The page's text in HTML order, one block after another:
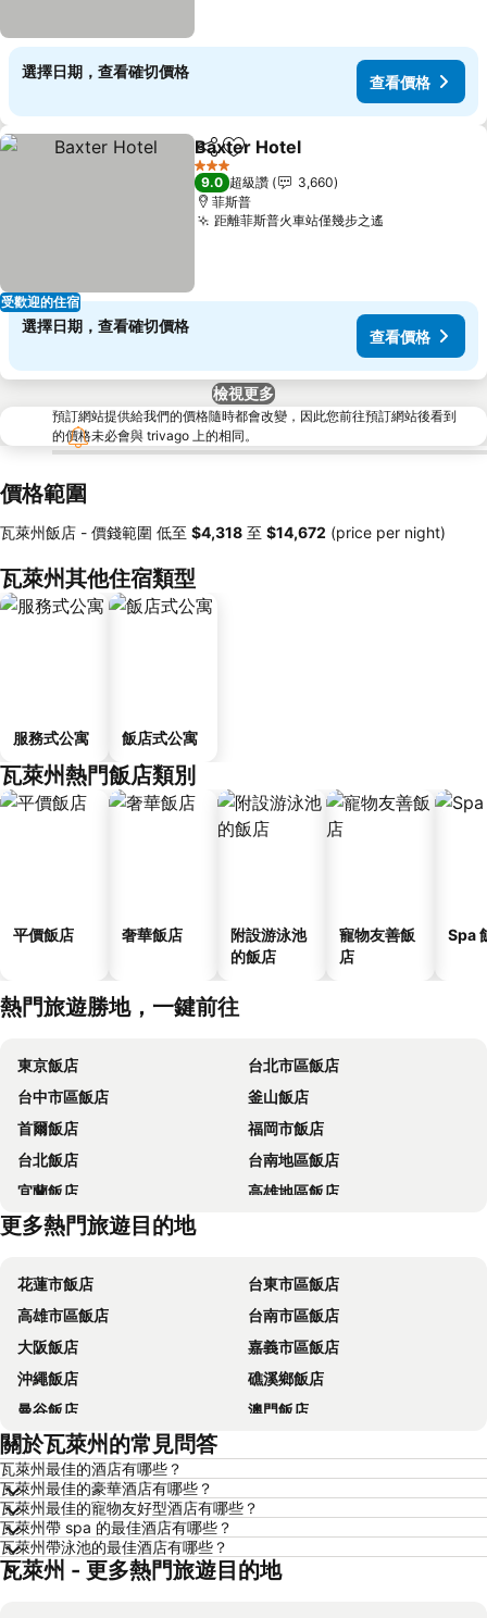
選擇日期，查看確切價格
查看價格
受歡迎的住宿
分享 加入我的最愛
Baxter Hotel
3 星級
9.0 超級讚
3,660
菲斯普
距離菲斯普火車站僅幾步之遙
選擇日期，查看確切價格
查看價格
檢視更多
預訂網站提供給我們的價格隨時都會改變，因此您前往預訂網站後看到
的價格未必會與 trivago 上的相同。
價格範圍
瓦萊州飯店 - 價錢範圍 低至 ‎$4,318 至 ‎$14,672 (price per night)
瓦萊州其他住宿類型
服務式公寓 飯店式公寓
瓦萊州熱門飯店類別
平價飯店 奢華飯店
附設游泳池
的飯店
寵物友善飯
店
Spa
熱門旅遊勝地，一鍵前往
東京飯店
台北市區飯店
台中市區飯店
釜山飯店
首爾飯店
福岡市飯店
台北飯店
台南地區飯店
宜蘭飯店
高雄地區飯店
台東飯店
更多熱門旅遊目的地
花蓮市飯店
台東市區飯店
高雄市區飯店
台南市區飯店
大阪飯店
嘉義市區飯店
沖繩飯店
礁溪鄉飯店
曼谷飯店
澳門飯店
香港飯店
羅東市飯店
板橋區飯店
名古屋飯店
京都飯店
北投飯店
西屯區飯店
花蓮飯店
關於瓦萊州的常見問答
瓦萊州最佳的酒店有哪些？
瓦萊州最佳的豪華酒店有哪些？
瓦萊州最佳的寵物友好型酒店有哪些？
瓦萊州帶 spa 的最佳酒店有哪些？
瓦萊州帶泳池的最佳酒店有哪些？
瓦萊州 - 更多熱門旅遊目的地